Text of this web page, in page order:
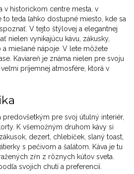
v historickom centre mesta, v
to teda ľahko dostupné miesto, kde sa
V tejto štýlovej a elegantnej
nielen vynikajúcu kávu, zákusky,
a miešané nápoje. V lete môžete
Kaviareň je známa nielen pre svoju
príjemnej atmosfére, ktorá v
predovšetkým pre svoj útulný interiér,
K všemožným druhom kávy si
dezert, chlebíček, slaný toast,
s pečivom a šalátom. Káva je tu
zŕn z rôznych kútov sveta.
svojich chutí a preferencií.